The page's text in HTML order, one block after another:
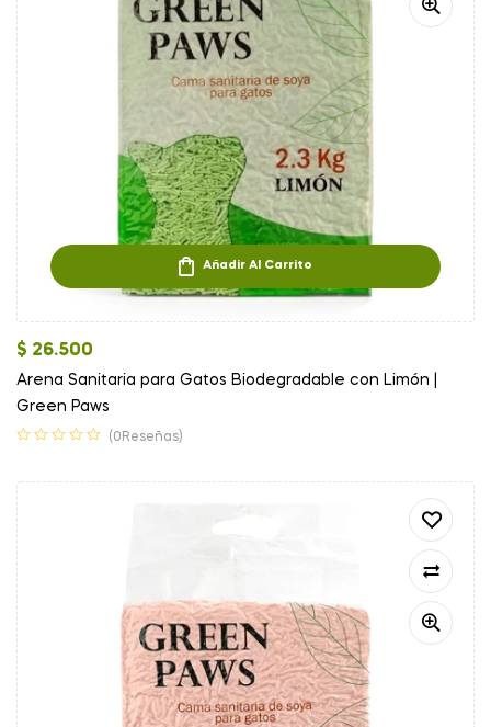
Añadir Al Carrito
$ 26.500
Arena Sanitaria para Gatos Biodegradable con Limón |
Green Paws
(0Reseñas)